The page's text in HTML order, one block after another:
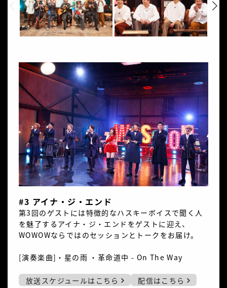
#3 アイナ・ジ・エンド
第3回のゲストには特徴的なハスキーボイスで聞く人
を魅了するアイナ・ジ・エンドをゲストに迎え、
WOWOWならではのセッションとトークをお届け。
[演奏楽曲]・星の雨 ・革命道中 - On The Way
放送スケジュールはこちら 配信はこちら